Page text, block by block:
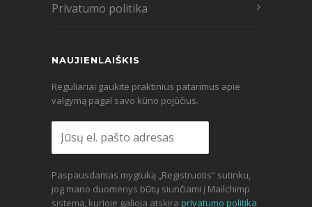
Privatumo politika
NAUJIENLAIŠKIS
Reguliariai gaukite praktinius patarimus apie
valgymą pagal savo kūno pojūčius.
Paspausdamas mygtuką „Registruotis“ sutinku,
jog mano duomenys būtų siunčiami į Mailchimp
sistemą, kurioje galioja atskira privatumo politika